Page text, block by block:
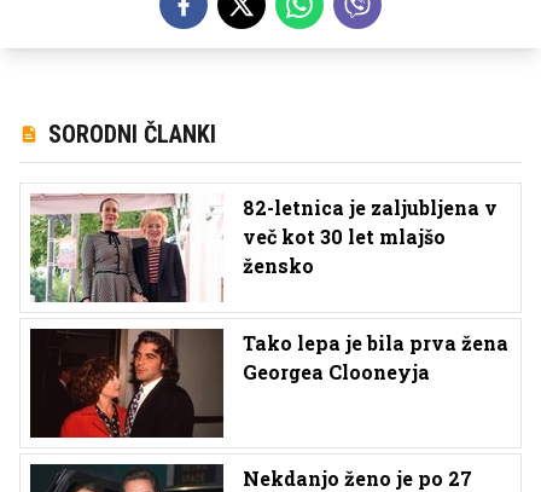
SORODNI ČLANKI
82-letnica je zaljubljena v
več kot 30 let mlajšo
žensko
Tako lepa je bila prva žena
Georgea Clooneyja
Nekdanjo ženo je po 27